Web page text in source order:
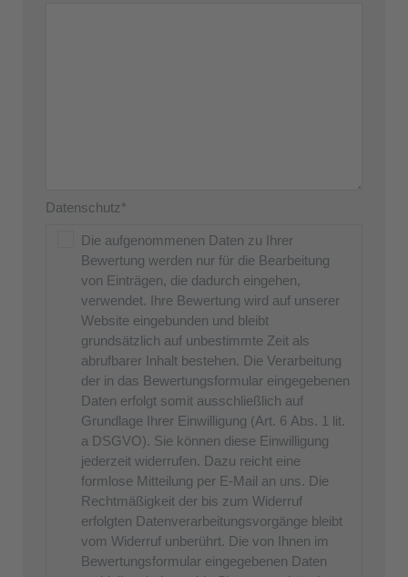
Datenschutz*
Die aufgenommenen Daten zu Ihrer
Bewertung werden nur für die Bearbeitung
von Einträgen, die dadurch eingehen,
verwendet. Ihre Bewertung wird auf unserer
Website eingebunden und bleibt
grundsätzlich auf unbestimmte Zeit als
abrufbarer Inhalt bestehen. Die Verarbeitung
der in das Bewertungsformular eingegebenen
Daten erfolgt somit ausschließlich auf
Grundlage Ihrer Einwilligung (Art. 6 Abs. 1 lit.
a DSGVO). Sie können diese Einwilligung
jederzeit widerrufen. Dazu reicht eine
formlose Mitteilung per E-Mail an uns. Die
Rechtmäßigkeit der bis zum Widerruf
erfolgten Datenverarbeitungsvorgänge bleibt
vom Widerruf unberührt. Die von Ihnen im
Bewertungsformular eingegebenen Daten